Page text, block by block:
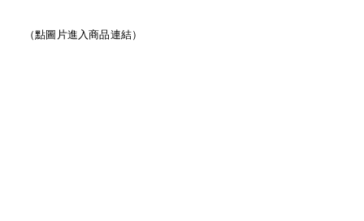
（點圖片進入商品連結）